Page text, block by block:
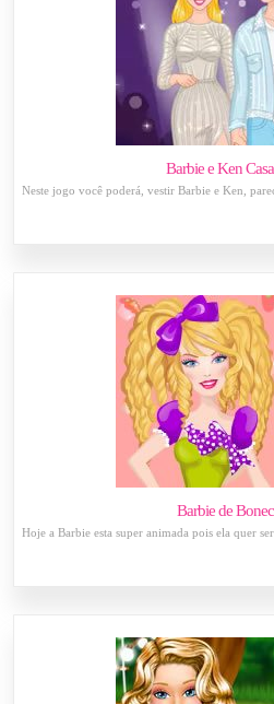
Barbie e Ken
Neste jogo você poderá, vestir Barbie e Ken,
Barbie de
Hoje a Barbie esta super animada pois ela quer